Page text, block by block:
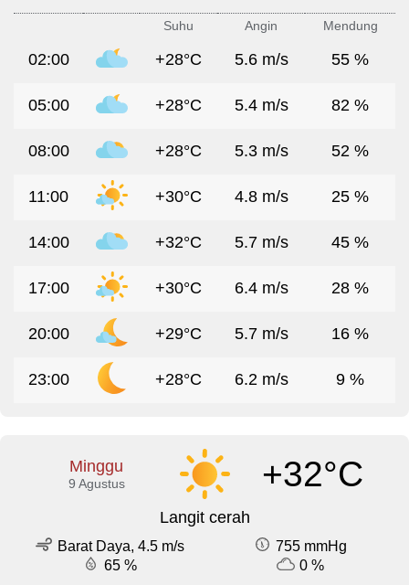
Suhu Angin Mendung
02:00 +28°C 5.6 m/s 55 %
05:00 +28°C 5.4 m/s 82 %
08:00 +28°C 5.3 m/s 52 %
11:00 +30°C 4.8 m/s 25 %
14:00 +32°C 5.7 m/s 45 %
17:00 +30°C 6.4 m/s 28 %
20:00 +29°C 5.7 m/s 16 %
23:00 +28°C 6.2 m/s 9 %
Minggu
9 Agustus +32°C
Langit cerah
Barat Daya, 4.5 m/s
755 mmHg
65 %
0 %